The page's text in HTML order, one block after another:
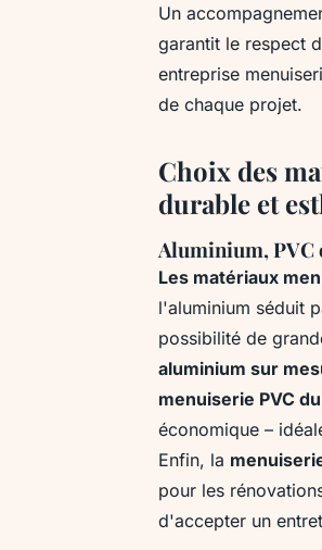
Un
garantit le respect
entreprise
de chaque projet.
Choix des
durable et
Aluminium, PVC
Les matériaux
l'aluminium séduit
possibilité de
aluminium sur
menuiserie PVC
économique –
Enfin, la
pour les
d'accepter un